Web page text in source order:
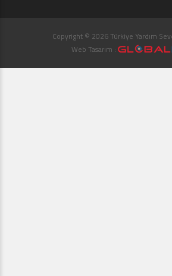
Copyright © 2026 Türkiye Yardım
Web Tasarım :